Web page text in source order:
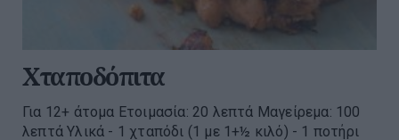
Χταποδόπιτα
Για 12+ άτομα Ετοιμασία: 20 λεπτά Μαγείρεμα: 100
λεπτά Υλικά - 1 χταπόδι (1 με 1+½ κιλό) - 1 ποτήρι